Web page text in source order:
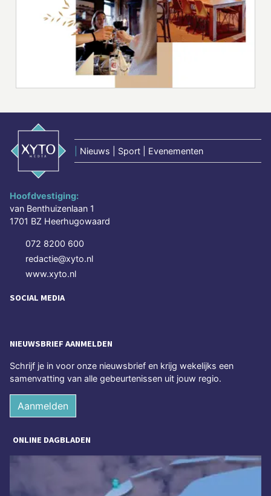
Nieuws | Sport | Evenementen
Hoofdvestiging:
van Benthuizenlaan 1
1701 BZ Heerhugowaard
072 8200 600
redactie@xyto.nl
www.xyto.nl
SOCIAL MEDIA
NIEUWSBRIEF AANMELDEN
Schrijf je in voor onze nieuwsbrief en krijg wekelijks een
samenvatting van alle gebeurtenissen uit jouw regio.
Aanmelden
ONLINE DAGBLADEN